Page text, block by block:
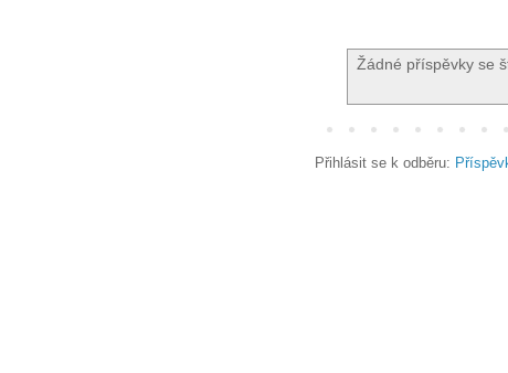
Žádné příspěvky se
Přihlásit se k odběru: